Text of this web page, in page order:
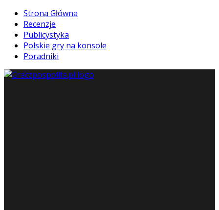
Strona Główna
Recenzje
Publicystyka
Polskie gry na konsole
Poradniki